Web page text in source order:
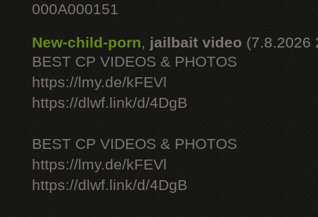
000A000151
New-child-porn, jailbait video (7.8.2026
BEST CP VIDEOS & PHOTOS
https://lmy.de/kFEVl
https://dlwf.link/d/4DgB
BEST CP VIDEOS & PHOTOS
https://lmy.de/kFEVl
https://dlwf.link/d/4DgB